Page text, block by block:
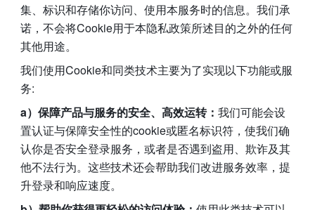
集、标识和存储你访问、使用本服务时的信息。我们承
诺，不会将Cookie用于本隐私政策所述目的之外的任何
其他用途。
我们使用Cookie和同类技术主要为了实现以下功能或服
务:
a）保障产品与服务的安全、高效运转： 我们可能会设
置认证与保障安全性的cookie或匿名标识符，使我们确
认你是否安全登录服务，或者是否遇到盗用、欺诈及其
他不法行为。这些技术还会帮助我们改进服务效率，提
升登录和响应速度。